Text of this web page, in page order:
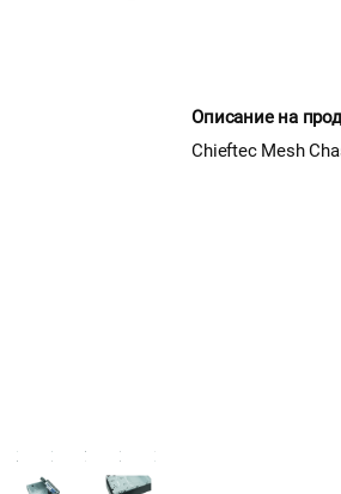
Описание на
Chieftec Mesh